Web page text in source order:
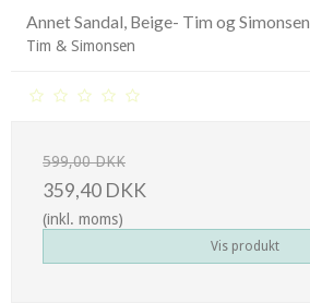
Annet Sandal, Beige- Tim og Simonsen
Tim & Simonsen
599,00 DKK
359,40 DKK
(inkl. moms)
Vis produkt